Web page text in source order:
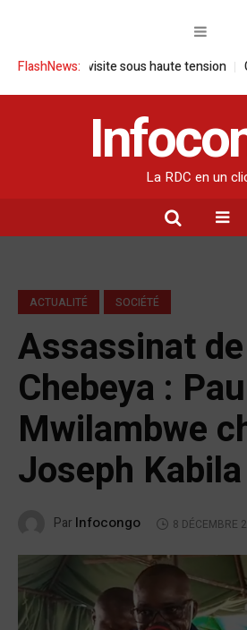
FlashNews:
une visite sous haute tension Goma
La RDC en un
ACTUALITÉ SOCIÉTÉ
Assassinat de
Chebeya :
Mwilambwe
Joseph Kabila
Par Infocongo 8 DÉCEMBRE